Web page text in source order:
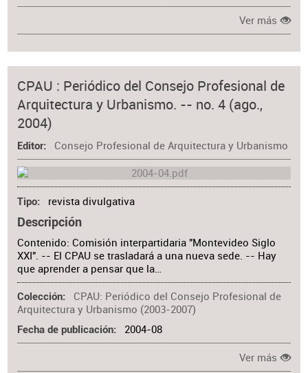
Ver más
CPAU : Periódico del Consejo Profesional de
Arquitectura y Urbanismo. -- no. 4 (ago.,
2004)
Editor Consejo Profesional de Arquitectura y Urbanismo
Tipo revista divulgativa
Descripción
Contenido: Comisión interpartidaria "Montevideo Siglo
XXI". -- El CPAU se trasladará a una nueva sede. -- Hay
que aprender a pensar que la…
Colección
CPAU: Periódico del Consejo Profesional de
Arquitectura y Urbanismo (2003-2007)
Fecha de publicación 2004-08
Ver más